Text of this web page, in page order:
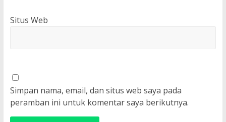
Situs Web
Simpan nama, email, dan situs web saya pada
peramban ini untuk komentar saya berikutnya.